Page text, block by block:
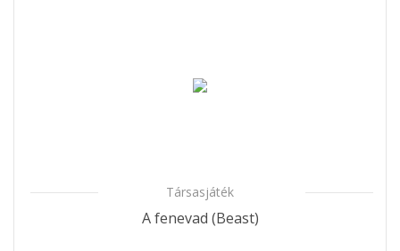
Társasjáték
A fenevad (Beast)